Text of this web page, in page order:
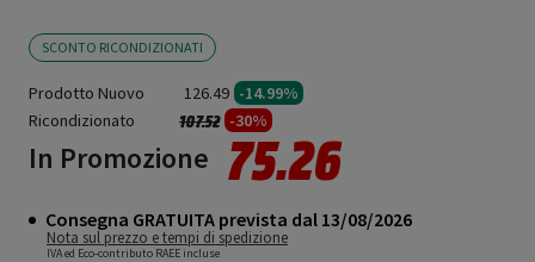
SCONTO RICONDIZIONATI
Prodotto Nuovo 126.49 -14.99%
Ricondizionato
Prezzo ridotto da
107.52a -30%
In Promozione 75.26
Consegna GRATUITA prevista dal 13/08/2026
Nota sul prezzo e tempi di spedizione
IVA ed Eco-contributo RAEE incluse